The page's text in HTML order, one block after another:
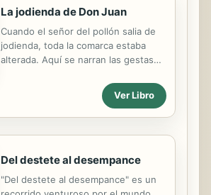
La jodienda de Don Juan
Cuando el señor del pollón salia de
jodienda, toda la comarca estaba
alterada. Aquí se narran las gestas
entretenimiento era la desfloración
de las mas bellas doncellas.
Ver Libro
Del destete al desempance
"Del destete al desempance" es un